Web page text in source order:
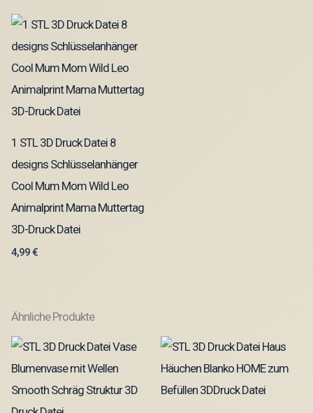
1 STL 3D Druck Datei 8
designs Schlüsselanhänger
Cool Mum Mom Wild Leo
Animalprint Mama Muttertag
3D-Druck Datei
4,99€
Ähnliche Produkte